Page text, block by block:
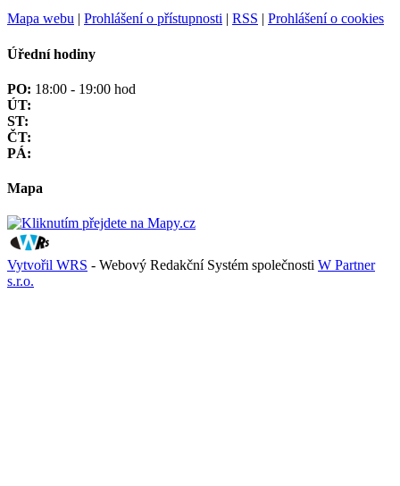
Mapa webu | Prohlášení o přístupnosti | RSS | Prohlášení o cookies
Úřední hodiny
PO: 18:00 - 19:00 hod
ÚT:
ST:
ČT:
PÁ:
Mapa
Vytvořil WRS - Webový Redakční Systém společnosti W Partner
s.r.o.